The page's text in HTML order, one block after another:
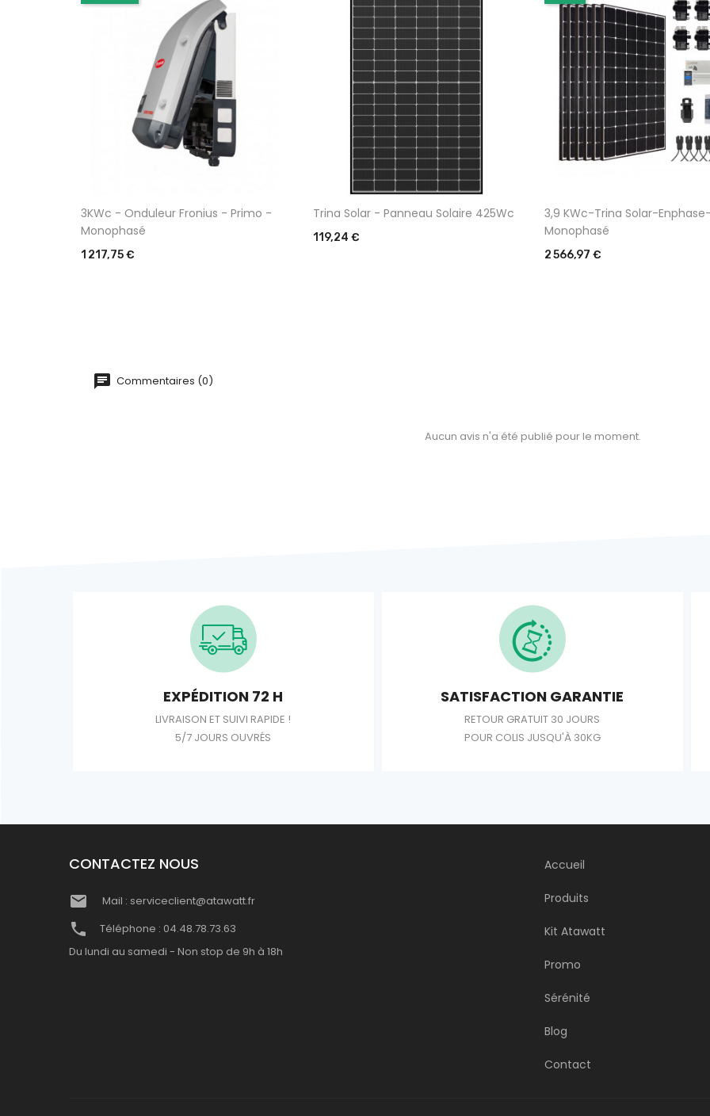
3KWc - Onduleur Fronius - Primo -
Monophasé
Prix
1 217,75 €
Trina Solar - Panneau Solaire 425Wc
Prix
119,24 €
3,9 KWc-Trina Solar-Enphase-
Monophasé
Prix
2 566,97 €
Commentaires (0)
Aucun avis n'a été publié pour le moment.
EXPÉDITION 72 H
LIVRAISON ET SUIVI RAPIDE !
5/7 JOURS OUVRÉS
SATISFACTION GARANTIE
RETOUR GRATUIT 30 JOURS
POUR COLIS JUSQU'À 30KG
CONTACTEZ NOUS
local_post_office Mail : serviceclient@atawatt.fr
phone
Téléphone : 04.48.78.73.63
Du lundi au samedi - Non stop de 9h à 18h
Accueil
Produits
Kit Atawatt
Promo
Sérénité
Blog
Contact